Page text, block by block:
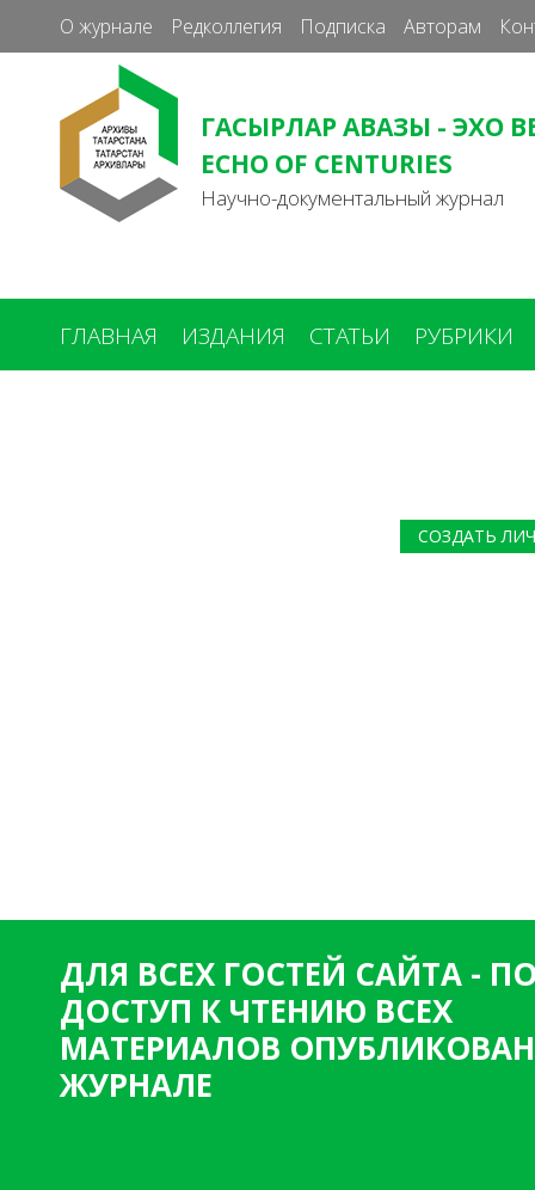
О журнале Редколлегия Подписка Авторам
ГАСЫРЛАР АВАЗЫ - ЭХО
ECHO OF CENTURIES
Научно-документальный журнал
ГЛАВНАЯ ИЗДАНИЯ СТАТЬИ РУБРИКИ
СОЗДАТЬ
ДЛЯ ВСЕХ ГОСТЕЙ САЙТА -
ДОСТУП К ЧТЕНИЮ ВСЕХ
МАТЕРИАЛОВ
ЖУРНАЛЕ